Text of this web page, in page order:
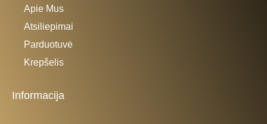
Apie Mus
Atsiliepimai
Parduotuvė
Krepšelis
Informacija